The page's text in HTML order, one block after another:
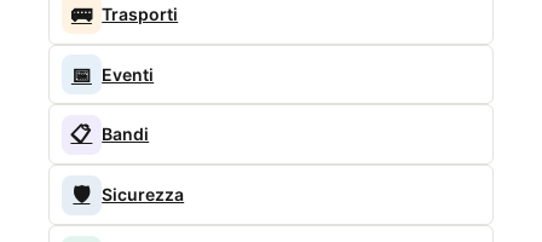
🚌 Trasporti
📅 Eventi
📋 Bandi
🛡️ Sicurezza